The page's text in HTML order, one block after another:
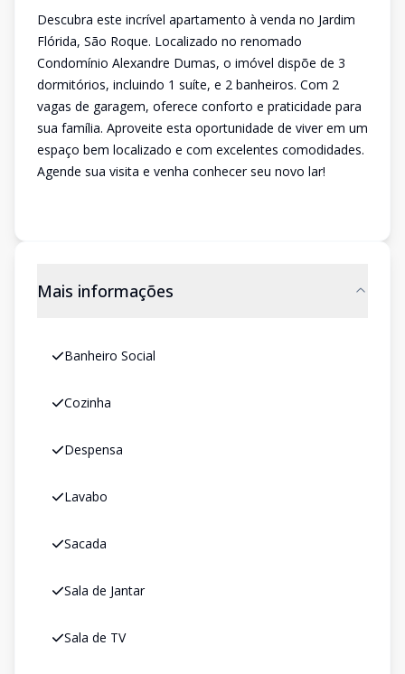
Descubra este incrível apartamento à venda no Jardim
Flórida, São Roque. Localizado no renomado
Condomínio Alexandre Dumas, o imóvel dispõe de 3
dormitórios, incluindo 1 suíte, e 2 banheiros. Com 2
vagas de garagem, oferece conforto e praticidade para
sua família. Aproveite esta oportunidade de viver em um
espaço bem localizado e com excelentes comodidades.
Agende sua visita e venha conhecer seu novo lar!
Mais informações
Banheiro Social
Cozinha
Despensa
Lavabo
Sacada
Sala de Jantar
Sala de TV